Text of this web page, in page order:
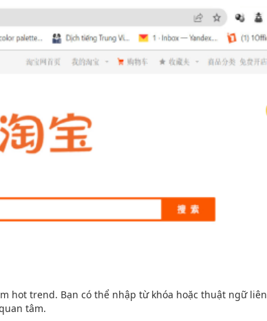
hot trend. Bạn có thể nhập từ khóa hoặc thuật ngữ liên
tâm.